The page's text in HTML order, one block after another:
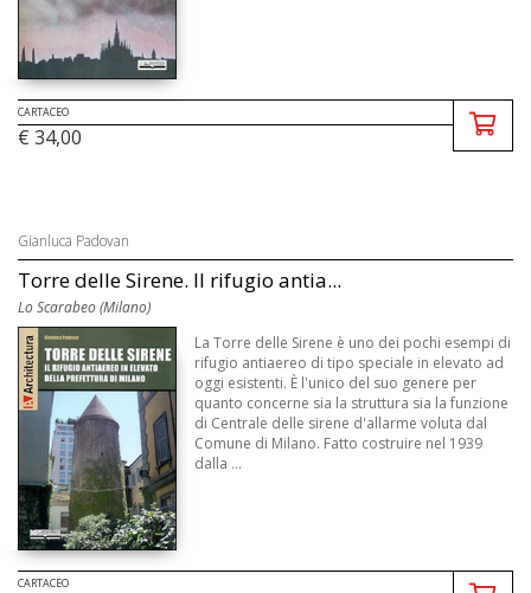
CARTACEO
€ 34,00
Gianluca Padovan
Torre delle Sirene. Il rifugio antia...
Lo Scarabeo (Milano)
La Torre delle Sirene è uno dei pochi esempi di
rifugio antiaereo di tipo speciale in elevato ad
oggi esistenti. È l'unico del suo genere per
quanto concerne sia la struttura sia la funzione
di Centrale delle sirene d'allarme voluta dal
Comune di Milano. Fatto costruire nel 1939
dalla ...
CARTACEO